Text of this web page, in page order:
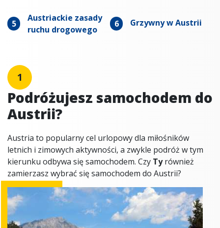
5
Austriackie zasady
ruchu drogowego
6 Grzywny w Austrii
1
Podróżujesz samochodem do
Austrii?
Austria to popularny cel urlopowy dla miłośników
letnich i zimowych aktywności, a zwykle podróż w tym
kierunku odbywa się samochodem. Czy Tyrównież
zamierzasz wybrać się samochodem do Austrii?